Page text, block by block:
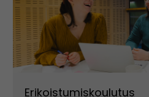
Erikoistumiskoulutus